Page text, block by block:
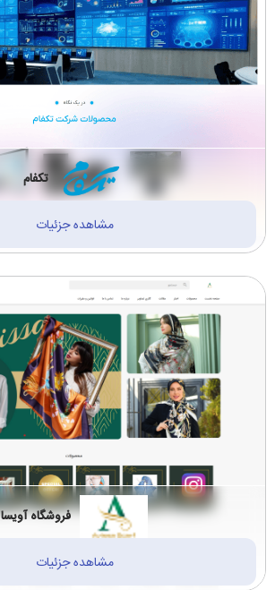
تکفام
مشاهده جزئیات
فروشگاه آویسا
مشاهده جزئیات